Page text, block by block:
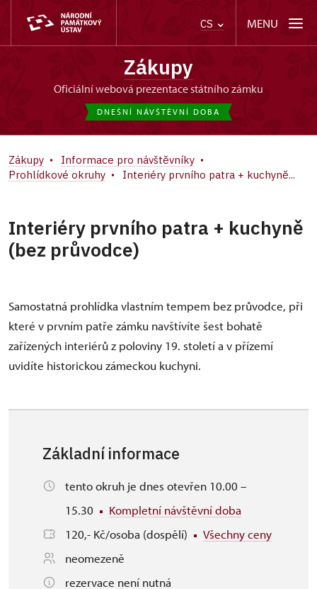
CS MENU
Zákupy
oficiální webová prezentace státního zámku
DNEŠNÍ NÁVŠTĚVNÍ DOBA
Zákupy
Informace pro návštěvníky
Prohlídkové okruhy
Interiéry prvního patra + kuchyně...
Interiéry prvního patra + kuchyně
(bez průvodce)
Samostatná prohlídka vlastním tempem bez průvodce, při
které v prvním patře zámku navštívíte šest bohatě
zařízených interiérů z poloviny 19. století a v přízemí
uvidíte historickou zámeckou kuchyni.
Základní informace
tento okruh je dnes otevřen 10.00 –
15.30
Kompletní návštěvní doba
120,- Kč/osoba (dospělí)
Všechny ceny
neomezeně
rezervace není nutná